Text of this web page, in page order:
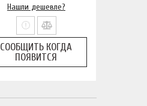
Нашли дешевле?
СООБЩИТЬ КОГДА
ПОЯВИТСЯ